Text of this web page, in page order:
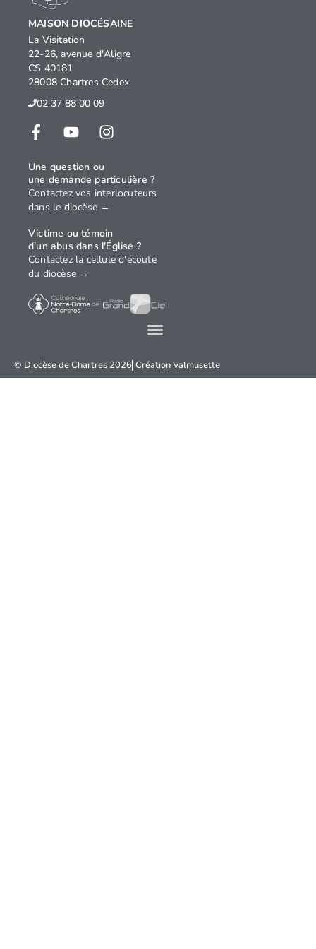
© Diocèse de Chartres 2026 CréationValmusette
MAISON DIOCÉSAINE
La Visitation
22-26, avenue d'Aligre
CS 40181
28008 Chartres Cedex
02 37 88 00 09
Une question ou
une demande particulière ?
Contactez vos interlocuteurs
dans le diocèse →
Victime ou témoin
d'un abus dans l'Église ?
Contactez la cellule d'écoute
du diocèse →